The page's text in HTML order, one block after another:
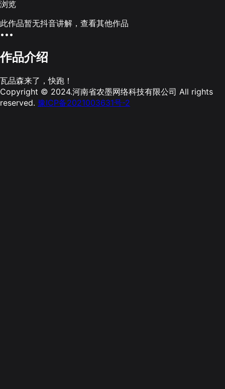
浏览
此作品暂无抖音讲解，查看其他作品
•••
作品介绍
瓦品森来了，快跑！
Copyright © 2024.河南省农墨网络科技有限公司 All rights
reserved. 豫ICP备2021003631号-2